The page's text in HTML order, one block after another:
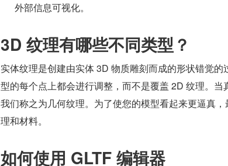
外部信息可视化。
3D 纹理有哪些不同类型？
实体纹理是创建由实体 3D 物质雕刻而成的形状错觉
型的每个点上都会进行调整，而不是覆盖 2D 纹理。当
我们称之为几何纹理。为了使您的模型看起来更逼真
理和材料。
如何使用 GLTF 编辑器